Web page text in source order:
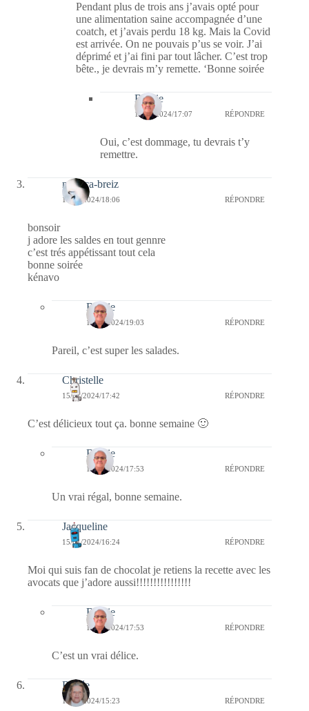
Pendant plus de trois ans j’avais opté pour
une alimentation saine accompagnée d’une
coatch, et j’avais perdu 18 kg. Mais la Covid
est arrivée. On ne pouvais p’us se voir. J’ai
déprimé et j’ai fini par tout lâcher. C’est trop
bête., je devrais m’y remette. ‘Bonne soirée
Bernie
18/01/2024/17:07 RÉPONDRE
Oui, c’est dommage, tu devrais t’y
remettre.
monica-breiz
15/01/2024/18:06 RÉPONDRE
bonsoir
j adore les saldes en tout gennre
c’est trés appétissant tout cela
bonne soirée
kénavo
Bernie
15/01/2024/19:03 RÉPONDRE
Pareil, c’est super les salades.
Christelle
15/01/2024/17:42 RÉPONDRE
C’est délicieux tout ça. bonne semaine 🙂
Bernie
15/01/2024/17:53 RÉPONDRE
Un vrai régal, bonne semaine.
Jacqueline
15/01/2024/16:24 RÉPONDRE
Moi qui suis fan de chocolat je retiens la recette avec les
avocats que j’adore aussi!!!!!!!!!!!!!!!!
Bernie
15/01/2024/17:53 RÉPONDRE
C’est un vrai délice.
Renée
15/01/2024/15:23 RÉPONDRE